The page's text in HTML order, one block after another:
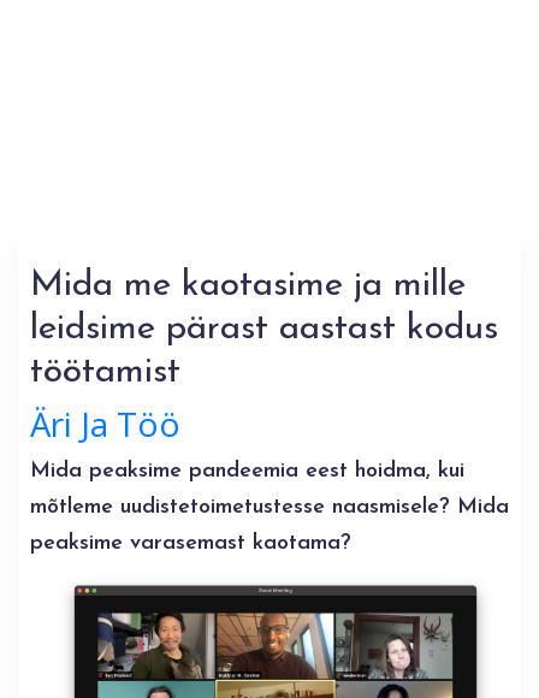
Mida me kaotasime ja mille
leidsime pärast aastast kodus
töötamist
Äri Ja Töö
Mida peaksime pandeemia eest hoidma, kui
mõtleme uudistetoimetustesse naasmisele? Mida
peaksime varasemast kaotama?